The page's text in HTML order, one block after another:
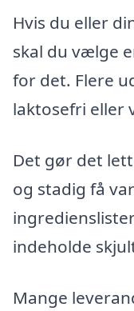
Hvis du eller
skal du vælge
for det. Flere
laktosefri eller
Det gør det
og stadig få
indeholde
Mange